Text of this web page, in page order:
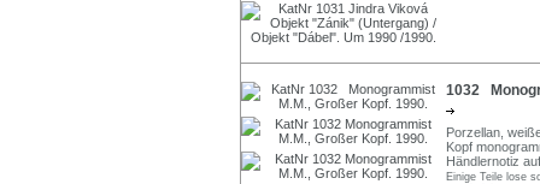
1032
Porzellan,
Kopf
Händlernotiz
Einige Teile lose